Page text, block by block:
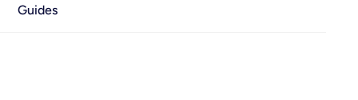
Guides